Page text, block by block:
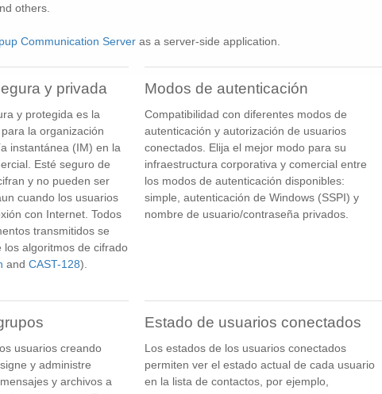
others.
Communication Server as a server-side application.
y privada
y protegida es la
la organización
instantánea (IM) en la
Esté seguro de
y no pueden ser
cuando los usuarios
con Internet. Todos
transmitidos se
los algoritmos de cifrado
and CAST-128).
Modos de autenticación
Compatibilidad con diferentes modos de
autenticación y autorización de usuarios
conectados. Elija el mejor modo para su
infraestructura corporativa y comercial entre
los modos de autenticación disponibles:
simple, autenticación de Windows (SSPI) y
nombre de usuario/contraseña privados.
usuarios creando
y administre
y archivos a
Estado de usuarios conectados
Los estados de los usuarios conectados
permiten ver el estado actual de cada usuario
en la lista de contactos, por ejemplo,